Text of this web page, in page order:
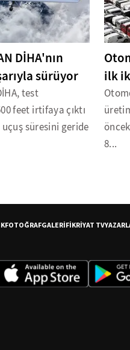
DİHA'nın
sürüyor
test
feet irtifaya çıktı
uçuş süresini geride
ilk
8...
FOTOĞRAFGALERİFİKRİYAT TV